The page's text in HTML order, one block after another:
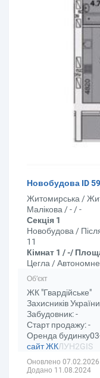
Новобудова ID
Житомирська /
Малікова / - / -
Секція 1
Новобудова /
11
Кімнат 1 / -/
Цегла / Автономне
Об’єкт
ЖК "Гвардійське"
Захисників
Забудовник: -
Старт продажу: -
Оренда
сайт ЖКЛУН2GIS
Оновлено 07.02.2026
Додано 11.08.2024